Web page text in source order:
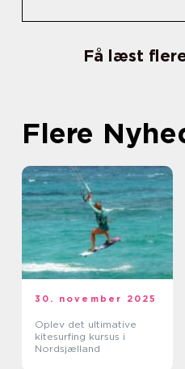
Få læst
Flere
30. november 2025
Oplev det ultimative
kitesurfing kursus i
Nordsjælland